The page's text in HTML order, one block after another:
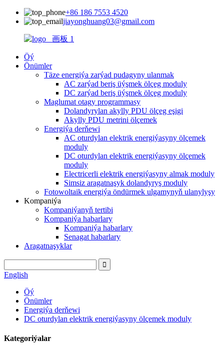
+86 186 7553 4520
jiayonghuang03@gmail.com
Öý
Önümler
Täze energiýa zarýad pudagyny ulanmak
AC zarýad beriş üýşmek ölçeg moduly
DC zarýad beriş üýşmek ölçeg moduly
Maglumat otagy programmasy
Dolandyrylan akylly PDU ölçeg eşigi
Akylly PDU metrini ölçemek
Energiýa derňewi
AC oturdylan elektrik energiýasyny ölçemek
moduly
DC oturdylan elektrik energiýasyny ölçemek
moduly
Electricerli elektrik energiýasyny almak moduly
Simsiz aragatnaşyk dolandyryş moduly
Fotowoltaik energiýa öndürmek ulgamynyň ulanylyşy
Kompaniýa
Kompaniýanyň tertibi
Kompaniýa habarlary
Kompaniýa habarlary
Senagat habarlary
Aragatnaşyklar
English
Öý
Önümler
Energiýa derňewi
DC oturdylan elektrik energiýasyny ölçemek moduly
Kategoriýalar